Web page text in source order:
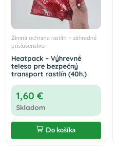
Zimná ochrana rastlín + záhradné
príslušenstvo
Heatpack – Výhrevné
teleso pre bezpečný
transport rastlín (40h.)
1,60 €
Skladom
Do košíka